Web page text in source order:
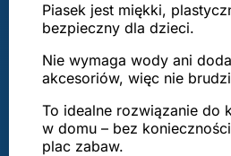
Piasek jest miękki,
bezpieczny dla dzieci.
Nie wymaga wody ani
akcesoriów, więc nie
To idealne rozwiązanie do
w domu – bez
plac zabaw.